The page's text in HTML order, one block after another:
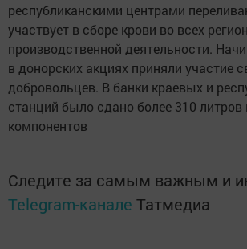
республиканскими центрами
участвует в сборе крови во всех
производственной деятельности.
в донорских акциях приняли участие
добровольцев. В банки краевых и
станций было сдано более 310 литров
компонентов
Следите за самым важным и
Telegram-канале Татмедиа